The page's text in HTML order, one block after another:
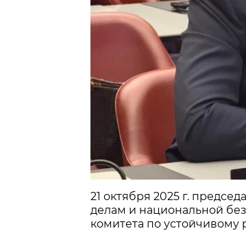
21 октября 2025 г.
делам и национальной
комитета по